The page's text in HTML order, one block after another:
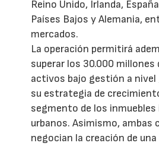
Reino Unido, Irlanda,
Países Bajos y Alemania,
mercados.
La operación permitirá
superar los 30.000 millones
activos bajo gestión a
su estrategia de
segmento de los
urbanos. Asimismo, ambas
negocian la creación de una